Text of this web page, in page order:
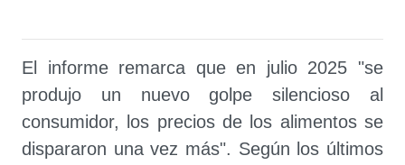
El informe remarca que en julio 2025 "se
produjo un nuevo golpe silencioso al
consumidor, los precios de los alimentos se
dispararon una vez más". Según los últimos